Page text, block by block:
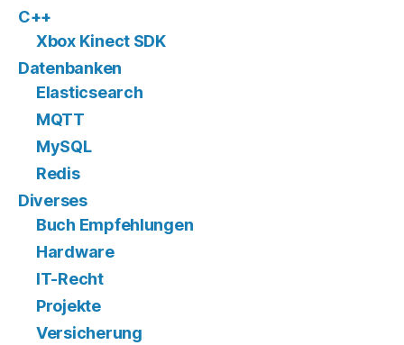
C++
Xbox Kinect SDK
Datenbanken
Elasticsearch
MQTT
MySQL
Redis
Diverses
Buch Empfehlungen
Hardware
IT-Recht
Projekte
Versicherung